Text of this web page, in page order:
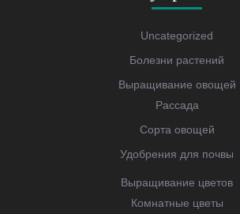
Uncategorized
Болезни растений
Выращивание овощей
Рассада
Сорта овощей
Удобрения для почвы
Выращивание цветов
Комнатные цветы